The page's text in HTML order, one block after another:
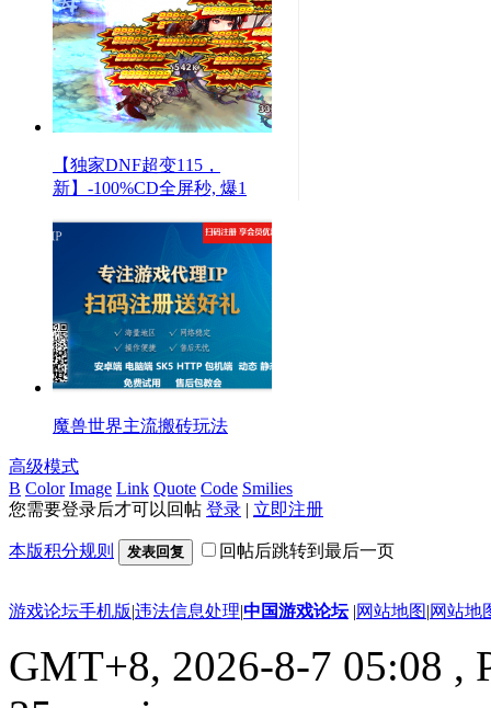
【独家DNF超变115，
新】-100%CD全屏秒, 爆1
魔兽世界主流搬砖玩法
高级模式
B Color Image Link Quote Code Smilies
您需要登录后才可以回帖 登录 | 立即注册
本版积分规则 发表回复 回帖后跳转到最后一页
游戏论坛手机版|违法信息处理|中国游戏论坛 |网站地图|网站地
GMT+8, 2026-8-7 05:08 ,